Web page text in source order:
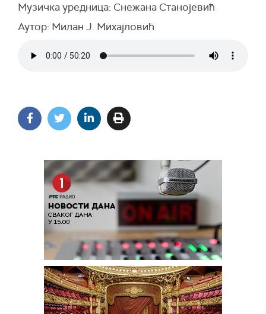
Музичка уредница: Снежана Станојевић
Аутор: Милан Ј. Михајловић